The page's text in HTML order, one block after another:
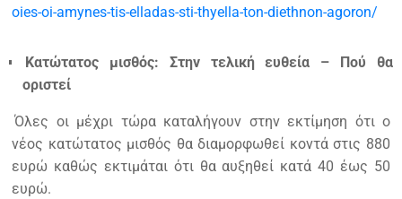
oies-oi-amynes-tis-elladas-sti-thyella-ton-diethnon-agoron/
Κατώτατος μισθός: Στην τελική ευθεία – Πού θα
οριστεί
Όλες οι μέχρι τώρα καταλήγουν στην εκτίμηση ότι ο
νέος κατώτατος μισθός θα διαμορφωθεί κοντά στις 880
ευρώ καθώς εκτιμάται ότι θα αυξηθεί κατά 40 έως 50
ευρώ.